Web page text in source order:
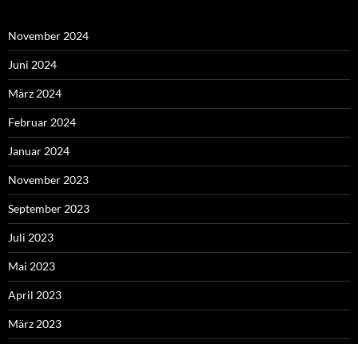
November 2024
Juni 2024
März 2024
Februar 2024
Januar 2024
November 2023
September 2023
Juli 2023
Mai 2023
April 2023
März 2023